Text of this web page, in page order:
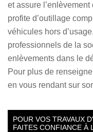
et assure l’enlèvement
profite d’outillage
véhicules hors
professionnels de la
enlèvements dans le
Pour plus de
en vous rendant sur
POUR VOS TRAVAUX
FAITES CONFIANCE À